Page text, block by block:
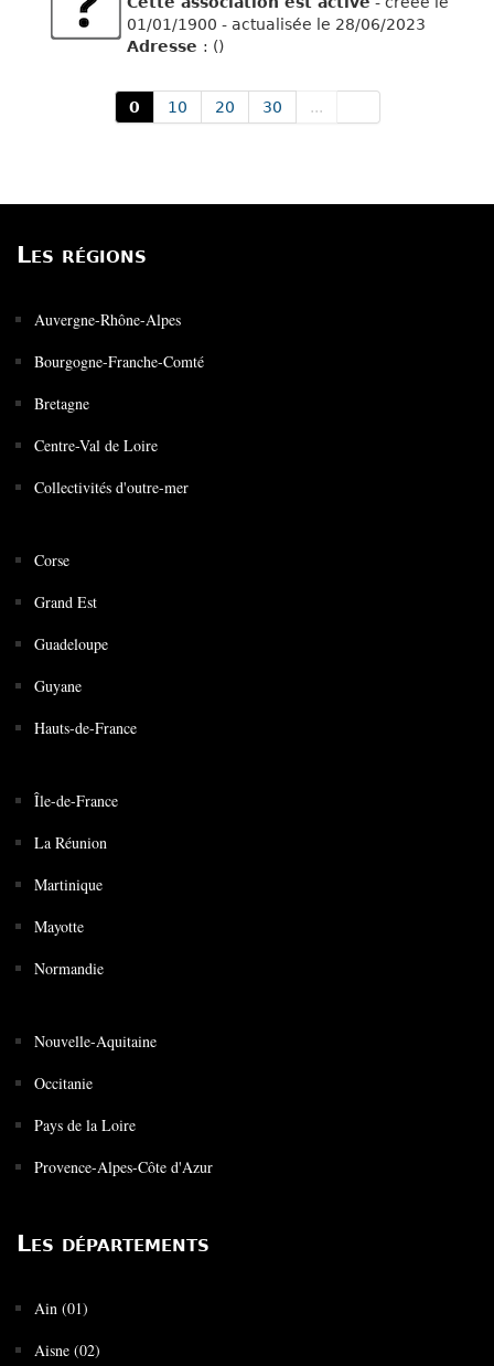
01/01/1900 - actualisée le 28/06/2023
Adresse : ()
0 10 20 30 ...
Les régions
Auvergne-Rhône-Alpes
Bourgogne-Franche-Comté
Bretagne
Centre-Val de Loire
Collectivités d'outre-mer
Corse
Grand Est
Guadeloupe
Guyane
Hauts-de-France
Île-de-France
La Réunion
Martinique
Mayotte
Normandie
Nouvelle-Aquitaine
Occitanie
Pays de la Loire
Provence-Alpes-Côte d'Azur
Les départements
Ain (01)
Aisne (02)